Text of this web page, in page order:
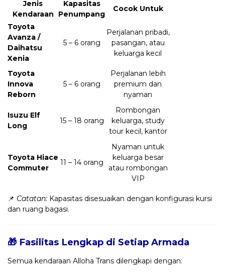
Jenis
Kendaraan
Kapasitas
Penumpang
Cocok Untuk
Toyota
Avanza /
Daihatsu
Xenia
5 – 6 orang
Perjalanan pribadi,
pasangan, atau
keluarga kecil
Toyota
Innova
Reborn
5 – 6 orang
Perjalanan lebih
premium dan
nyaman
Isuzu Elf
Long
15 – 18 orang
Rombongan
keluarga, study
tour kecil, kantor
Toyota Hiace
Commuter
11 – 14 orang
Nyaman untuk
keluarga besar
atau rombongan
VIP
📌 Catatan: Kapasitas disesuaikan dengan konfigurasi kursi
dan ruang bagasi.
🎁 Fasilitas Lengkap di Setiap Armada
Semua kendaraan Alloha Trans dilengkapi dengan: